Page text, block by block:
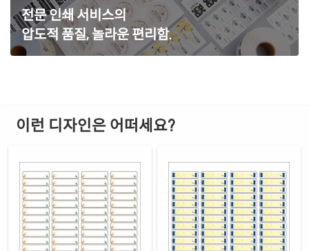
노란색 모조 찰딱
KL541TY-DA048잉크젯, 레이저 겸용
재질 설명
CJ541WU-DA048
잉크젯 전용
흰색 광택 레이저
CL541LG-DA048레이저 전용
재질 설명
흰색 광택 시치미 레이저
RV541LG-DA048레이저 전용
재질 설명
전문 인쇄 서비스의
압도적 품질, 놀라운 편리함.
이런 디자인은 어떠세요?